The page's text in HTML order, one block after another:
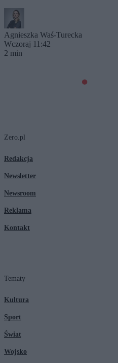
Agnieszka Waś-Turecka
Wczoraj 11:42
2 min
Zero.pl
Redakcja
Newsletter
Newsroom
Reklama
Kontakt
Tematy
Kultura
Sport
Świat
Wojsko